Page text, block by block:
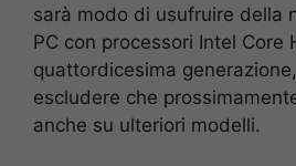
sarà modo di usufruire della
PC con processori Intel Core
quattordicesima
escludere che
anche su ulteriori modelli.